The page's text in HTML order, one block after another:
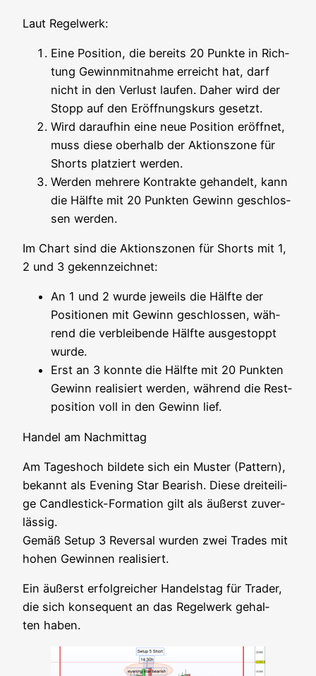
Laut Regel­werk:
Eine Posi­ti­on, die bereits 20 Punk­te in Rich­
tung Gewinn­mit­nah­me erreicht hat, darf
nicht in den Ver­lust lau­fen. Daher wird der
Stopp auf den Eröff­nungs­kurs gesetzt.
Wird dar­auf­hin eine neue Posi­ti­on eröff­net,
muss die­se ober­halb der Akti­ons­zo­ne für
Shorts plat­ziert werden.
Wer­den meh­re­re Kon­trak­te gehan­delt, kann
die Hälf­te mit 20 Punk­ten Gewinn geschlos­
sen werden.
Im Chart sind die Akti­ons­zo­nen für Shorts mit 1,
2 und 3 gekennzeichnet:
An 1 und 2 wur­de jeweils die Hälf­te der
Posi­tio­nen mit Gewinn geschlos­sen, wäh­
rend die ver­blei­ben­de Hälf­te aus­ge­stoppt
wurde.
Erst an 3 konn­te die Hälf­te mit 20 Punk­ten
Gewinn rea­li­siert wer­den, wäh­rend die Rest­
po­si­ti­on voll in den Gewinn lief.
Han­del am Nachmittag
Am Tages­hoch bil­de­te sich ein Mus­ter (Pat­tern),
bekannt als Evening Star Bea­rish. Die­se drei­tei­li­
ge Cand­le­stick-For­ma­ti­on gilt als äußerst zuver­
läs­sig.
Gemäß Set­up 3 Rever­sal wur­den zwei Trades mit
hohen Gewin­nen realisiert.
Ein äußerst erfolg­rei­cher Han­dels­tag für Trader,
die sich kon­se­quent an das Regel­werk gehal­
ten haben.